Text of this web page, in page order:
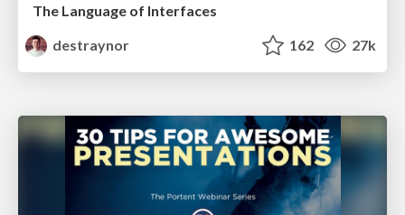
The Language of Interfaces
destraynor
162 27k